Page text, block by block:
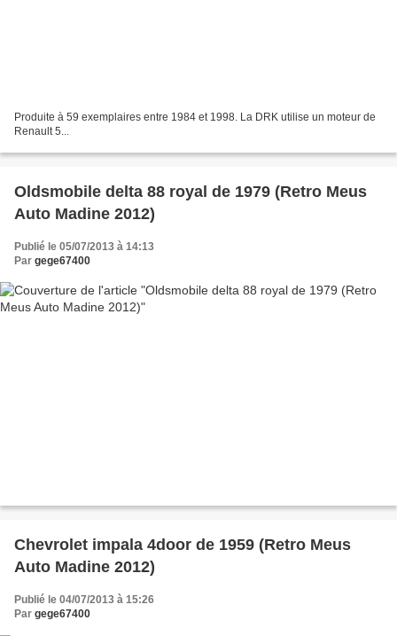
Produite à 59 exemplaires entre 1984 et 1998. La DRK utilise un moteur de
Renault 5...
Oldsmobile delta 88 royal de 1979 (Retro Meus
Auto Madine 2012)
Publié le 05/07/2013 à 14:13
Par gege67400
Chevrolet impala 4door de 1959 (Retro Meus
Auto Madine 2012)
Publié le 04/07/2013 à 15:26
Par gege67400